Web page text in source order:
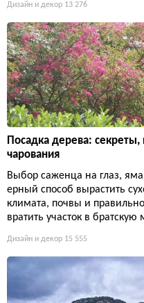
Дизайн и декор 13 276
Посадка дерева: секреты,
чарования
Выбор саженца на глаз,
ерный способ вырастить
климата, почвы и
вратить участок в братскую
Дизайн и декор 15 555